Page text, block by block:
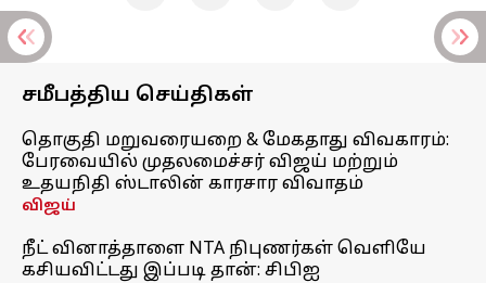
சமீபத்திய செய்திகள்
தொகுதி மறுவரையறை & மேகதாது விவகாரம்:
பேரவையில் முதலமைச்சர் விஜய் மற்றும்
உதயநிதி ஸ்டாலின் காரசார விவாதம்
விஜய்
நீட் வினாத்தாளை NTA நிபுணர்கள் வெளியே
கசியவிட்டது இப்படி தான்: சிபிஐ